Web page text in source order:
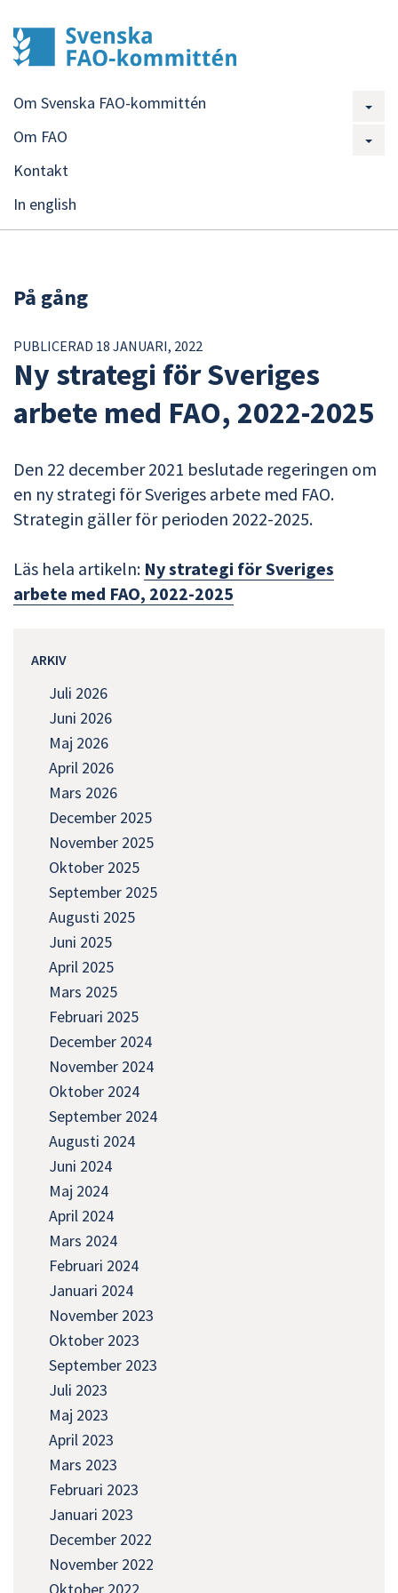
Om Svenska FAO-kommittén
Om FAO
Kontakt
In english
På gång
PUBLICERAD 18 JANUARI, 2022
Ny strategi för Sveriges
arbete med FAO, 2022-2025
Den 22 december 2021 beslutade regeringen om
en ny strategi för Sveriges arbete med FAO.
Strategin gäller för perioden 2022-2025.
Läs hela artikeln: Ny strategi för Sveriges
arbete med FAO, 2022-2025
ARKIV
Juli 2026
Juni 2026
Maj 2026
April 2026
Mars 2026
December 2025
November 2025
Oktober 2025
September 2025
Augusti 2025
Juni 2025
April 2025
Mars 2025
Februari 2025
December 2024
November 2024
Oktober 2024
September 2024
Augusti 2024
Juni 2024
Maj 2024
April 2024
Mars 2024
Februari 2024
Januari 2024
November 2023
Oktober 2023
September 2023
Juli 2023
Maj 2023
April 2023
Mars 2023
Februari 2023
Januari 2023
December 2022
November 2022